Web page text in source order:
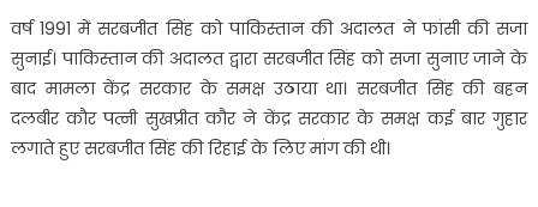
वर्ष 1991 में सरबजीत सिंह को पाकिस्तान की अदालत ने फांसी की सजा
सुनाई। पाकिस्तान की अदालत द्वारा सरबजीत सिंह को सजा सुनाए जाने के
बाद मामला केंद्र सरकार के समक्ष उठाया था। सरबजीत सिंह की बहन
दलबीर कौर पत्नी सुखप्रीत कौर ने केंद्र सरकार के समक्ष कई बार गुहार
लगाते हुए सरबजीत सिंह की रिहाई के लिए मांग की थी।